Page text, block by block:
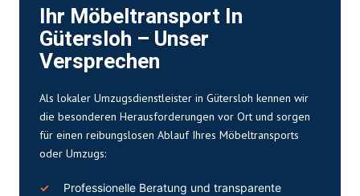
Ihr Möbeltransport In
Gütersloh – Unser
Versprechen
Als lokaler Umzugsdienstleister in Gütersloh kennen wir
die besonderen Herausforderungen vor Ort und sorgen
für einen reibungslosen Ablauf Ihres Möbeltransports
oder Umzugs:
Professionelle Beratung und transparente